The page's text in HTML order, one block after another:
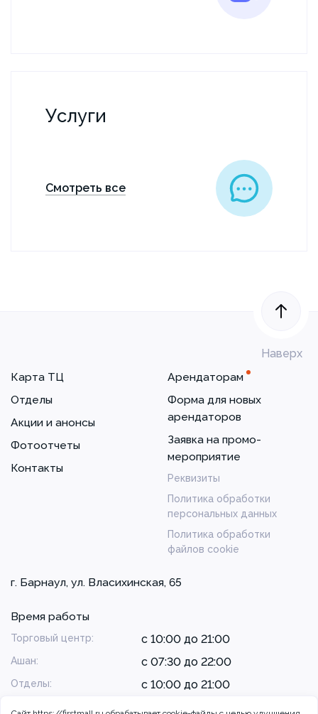
Услуги
Смотреть все
Наверх
Карта ТЦ
Отделы
Акции и анонсы
Фотоотчеты
Контакты
Арендаторам
Форма для новых
арендаторов
Заявка на промо-
мероприятие
Реквизиты
Политика обработки
персональных данных
Политика обработки
файлов cookie
г. Барнаул, ул. Власихинская, 65
Время работы
Торговый центр: с 10:00 до 21:00
Ашан: с 07:30 до 22:00
Отделы: с 10:00 до 21:00